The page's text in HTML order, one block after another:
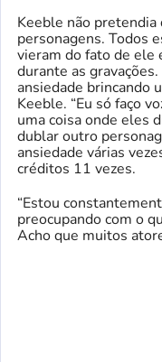
Keeble não pretendia
personagens. Todos
vieram do fato de ele
durante as
ansiedade brincando
Keeble. “Eu só faço
uma coisa onde eles
dublar outro
ansiedade várias
créditos 11 vezes.
“Estou
preocupando com o
Acho que muitos